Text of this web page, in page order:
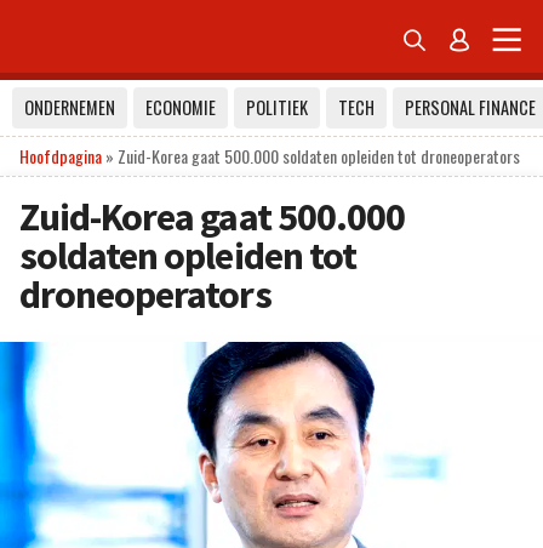
 
ONDERNEMEN ECONOMIE POLITIEK TECH
PERSONAL FINANCE
Hoofdpagina» Zuid-Korea gaat 500.000 soldaten opleiden tot droneoperators
Zuid-Korea gaat 500.000
soldaten opleiden tot
droneoperators